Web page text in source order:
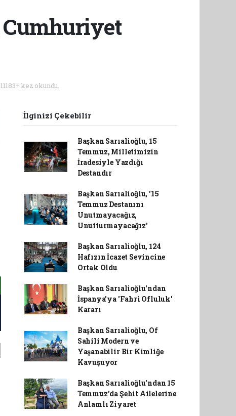
Cumhuriyet
kez okundu.
İlginizi Çekebilir
Başkan Sarıalioğlu, 15
Temmuz, Milletimizin
İradesiyle Yazdığı
Destandır
Başkan Sarıalioğlu, '15
Temmuz Destanını
Unutmayacağız,
Unutturmayacağız'
Başkan Sarıalioğlu, 124
Hafızın İcazet Sevincine
Ortak Oldu
Başkan Sarıalioğlu'ndan
İspanya'ya 'Fahri Ofluluk'
Kararı
Başkan Sarıalioğlu, Of
Sahili Modern ve
Yaşanabilir Bir Kimliğe
Kavuşuyor
Başkan Sarıalioğlu'ndan 15
Temmuz'da Şehit Ailelerine
Anlamlı Ziyaret